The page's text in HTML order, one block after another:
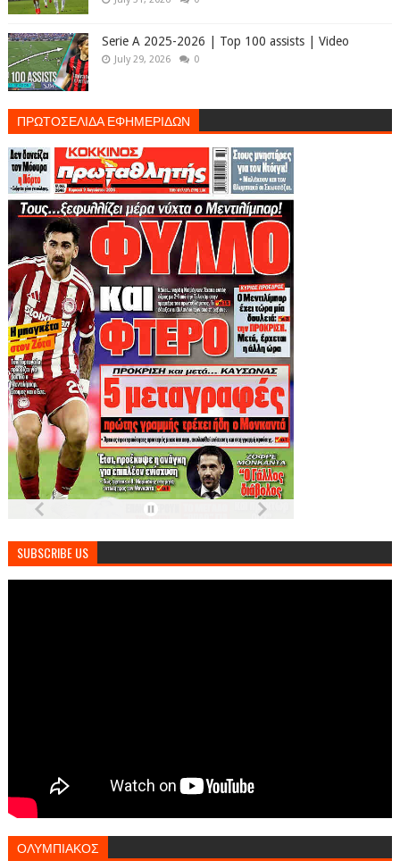
Serie A 2025-2026 | Top 100 assists | Video
July 29, 2026 0
ΠΡΩΤΟΣΕΛΙΔΑ ΕΦΗΜΕΡΙΔΩΝ
SUBSCRIBE US
ΟΛΥΜΠΙΑΚΟΣ